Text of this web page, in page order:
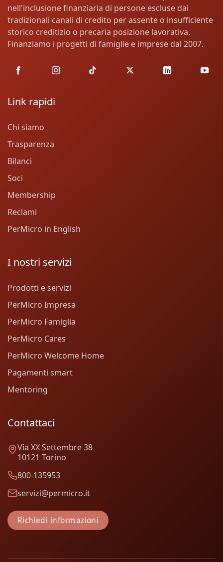
nell'inclusione finanziaria di persone escluse dai
tradizionali canali di credito per assente o insufficiente
storico creditizio o precaria posizione lavorativa.
Finanziamo i progetti di famiglie e imprese dal 2007.
Link rapidi
Chi siamo
Trasparenza
Bilanci
Soci
Membership
Reclami
PerMicro in English
I nostri servizi
Prodotti e servizi
PerMicro Impresa
PerMicro Famiglia
PerMicro Cares
PerMicro Welcome Home
Pagamenti smart
Mentoring
Contattaci
Via XX Settembre 38
10121 Torino
800-135953
servizi@permicro.it
Richiedi informazioni